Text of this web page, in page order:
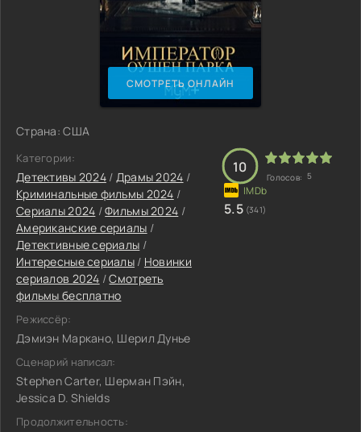
СМОТРЕТЬ ОНЛАЙН
Страна: США
Категории:
Детективы 2024/ Драмы 2024 /
Криминальные фильмы 2024 /
Сериалы 2024 /Фильмы 2024 /
Американские сериалы /
Детективные сериалы /
Интересные сериалы / Новинки
сериалов 2024 /Смотреть
фильмы бесплатно
Режиссёр:
Дэмиэн Маркано, Шерил Дунье
Сценарий написал:
Stephen Carter, Шерман Пэйн,
Jessica D. Shields
Продолжительность:
10
Голосов: 5
5.5 (341)